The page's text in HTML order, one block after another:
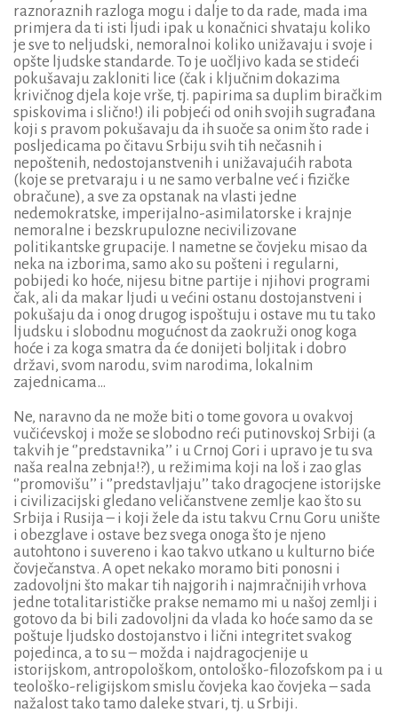
raznoraznih razloga mogu i dalje to da rade, mada ima
primjera da ti isti ljudi ipak u konačnici shvataju koliko
je sve to neljudski, nemoralnoi koliko unižavaju i svoje i
opšte ljudske standarde. To je uočljivo kada se stideći
pokušavaju zakloniti lice (čak i ključnim dokazima
krivičnog djela koje vrše, tj. papirima sa duplim biračkim
spiskovima i slično!) ili pobjeći od onih svojih sugrađana
koji s pravom pokušavaju da ih suoče sa onim što rade i
posljedicama po čitavu Srbiju svih tih nečasnih i
nepoštenih, nedostojanstvenih i unižavajućih rabota
(koje se pretvaraju i u ne samo verbalne već i fizičke
obračune), a sve za opstanak na vlasti jedne
nedemokratske, imperijalno-asimilatorske i krajnje
nemoralne i bezskrupulozne necivilizovane
politikantske grupacije. I nametne se čovjeku misao da
neka na izborima, samo ako su pošteni i regularni,
pobijedi ko hoće, nijesu bitne partije i njihovi programi
čak, ali da makar ljudi u većini ostanu dostojanstveni i
pokušaju da i onog drugog ispoštuju i ostave mu tu tako
ljudsku i slobodnu mogućnost da zaokruži onog koga
hoće i za koga smatra da će donijeti boljitak i dobro
državi, svom narodu, svim narodima, lokalnim
zajednicama…
Ne, naravno da ne može biti o tome govora u ovakvoj
vučićevskoj i može se slobodno reći putinovskoj Srbiji (a
takvih je ‘’predstavnika’’ i u Crnoj Gori i upravo je tu sva
naša realna zebnja!?), u režimima koji na loš i zao glas
‘’promovišu’’ i ‘’predstavljaju’’ tako dragocjene istorijske
i civilizacijski gledano veličanstvene zemlje kao što su
Srbija i Rusija – i koji žele da istu takvu Crnu Goru unište
i obezglave i ostave bez svega onoga što je njeno
autohtono i suvereno i kao takvo utkano u kulturno biće
čovječanstva. A opet nekako moramo biti ponosni i
zadovoljni što makar tih najgorih i najmračnijih vrhova
jedne totalitarističke prakse nemamo mi u našoj zemlji i
gotovo da bi bili zadovoljni da vlada ko hoće samo da se
poštuje ljudsko dostojanstvo i lični integritet svakog
pojedinca, a to su – možda i najdragocjenije u
istorijskom, antropološkom, ontološko-filozofskom pa i u
teološko-religijskom smislu čovjeka kao čovjeka – sada
nažalost tako tamo daleke stvari, tj. u Srbiji.